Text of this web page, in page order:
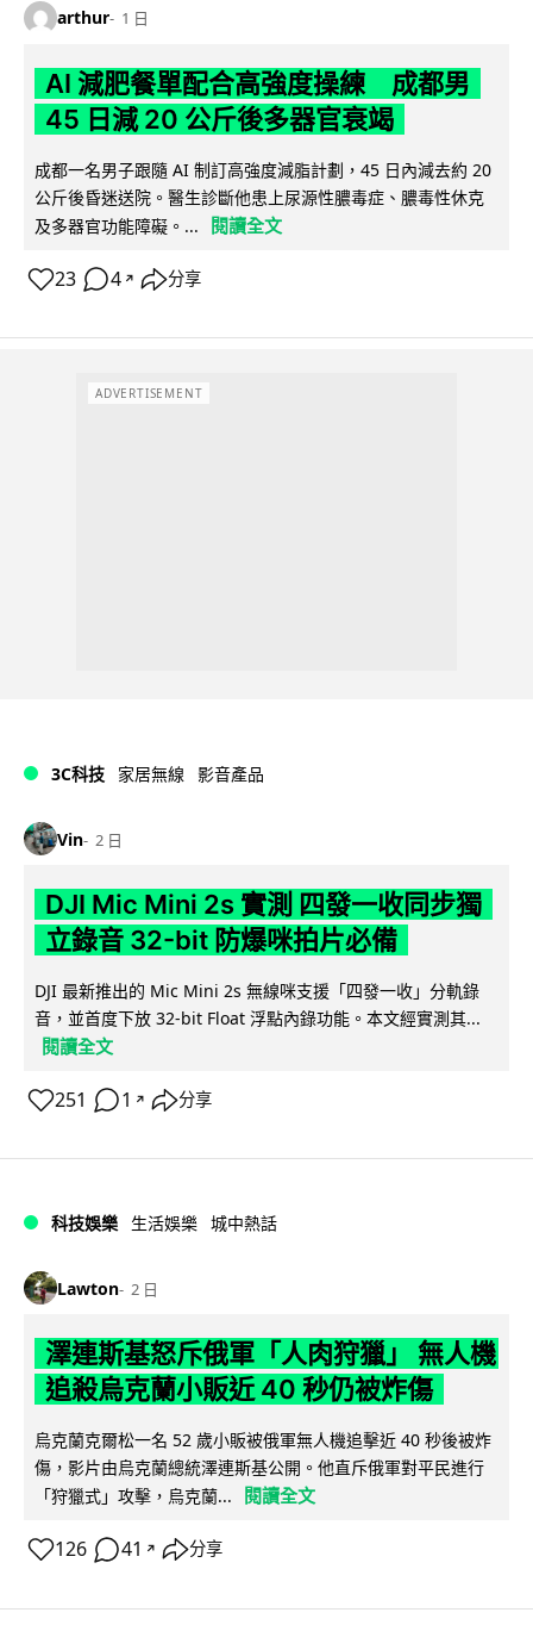
arthur 1 日
AI 減肥餐單配合高強度操練 成都男
45 日減 20 公斤後多器官衰竭
成都一名男子跟隨 AI 制訂高強度減脂計劃，45 日內減去約 20
公斤後昏迷送院。醫生診斷他患上尿源性膿毒症、膿毒性休克
及多器官功能障礙。...
閱讀全文
23 4 ↗ 分享
ADVERTISEMENT
3C科技 家居無線 影音產品
Vin 2 日
DJI Mic Mini 2s 實測 四發一收同步獨
立錄音 32-bit 防爆咪拍片必備
DJI 最新推出的 Mic Mini 2s 無線咪支援「四發一收」分軌錄
音，並首度下放 32-bit Float 浮點內錄功能。本文經實測其...
閱讀全文
251 1 ↗ 分享
科技娛樂 生活娛樂 城中熱話
Lawton 2 日
澤連斯基怒斥俄軍「人肉狩獵」 無人機
追殺烏克蘭小販近 40 秒仍被炸傷
烏克蘭克爾松一名 52 歲小販被俄軍無人機追擊近 40 秒後被炸
傷，影片由烏克蘭總統澤連斯基公開。他直斥俄軍對平民進行
「狩獵式」攻擊，烏克蘭...
閱讀全文
126 41 ↗ 分享